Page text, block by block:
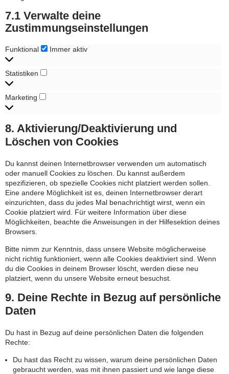
7.1 Verwalte deine
Zustimmungseinstellungen
Funktional Funktional
Immer aktiv
Statistiken
Marketing
8. Aktivierung/Deaktivierung und
Löschen von Cookies
Du kannst deinen Internetbrowser verwenden um automatisch
oder manuell Cookies zu löschen. Du kannst außerdem
spezifizieren, ob spezielle Cookies nicht platziert werden sollen.
Eine andere Möglichkeit ist es, deinen Internetbrowser derart
einzurichten, dass du jedes Mal benachrichtigt wirst, wenn ein
Cookie platziert wird. Für weitere Information über diese
Möglichkeiten, beachte die Anweisungen in der Hilfesektion deines
Browsers.
Bitte nimm zur Kenntnis, dass unsere Website möglicherweise
nicht richtig funktioniert, wenn alle Cookies deaktiviert sind. Wenn
du die Cookies in deinem Browser löscht, werden diese neu
platziert, wenn du unsere Website erneut besuchst.
9. Deine Rechte in Bezug auf persönliche
Daten
Du hast in Bezug auf deine persönlichen Daten die folgenden
Rechte:
Du hast das Recht zu wissen, warum deine persönlichen Daten
gebraucht werden, was mit ihnen passiert und wie lange diese